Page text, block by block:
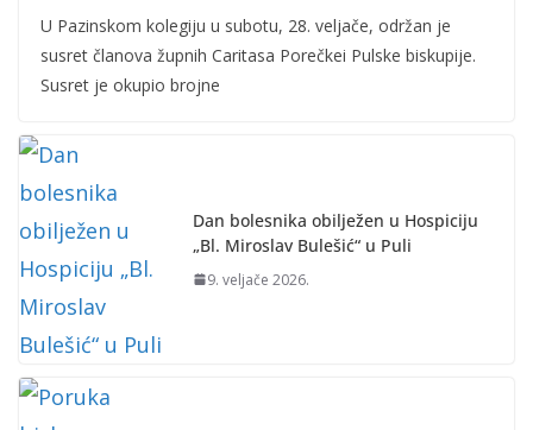
U Pazinskom kolegiju u subotu, 28. veljače, održan je
susret članova župnih Caritasa Porečkei Pulske biskupije.
Susret je okupio brojne
Dan bolesnika obilježen u Hospiciju
„Bl. Miroslav Bulešić“ u Puli
9. veljače 2026.